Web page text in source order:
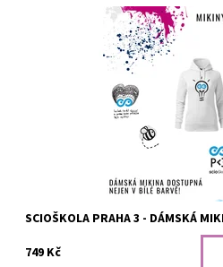
Klasická dámská mikina s kapucí a
vypasovaným střihem a bočními
Vyrobíme
351/SCI
SCIOŠKOLA PRAHA 3 - DÁMSKÁ
749 Kč